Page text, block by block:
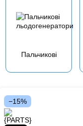
Пальчикові
−15%